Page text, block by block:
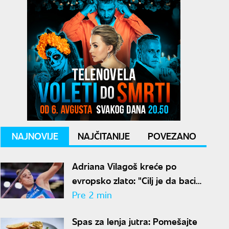
NAJNOVIJE NAJČITANIJE POVEZANO
Adriana Vilagoš kreće po
evropsko zlato: "Cilj je da bacim
dalje nego ove sezone"
Pre 2 min
Spas za lenja jutra: Pomešajte